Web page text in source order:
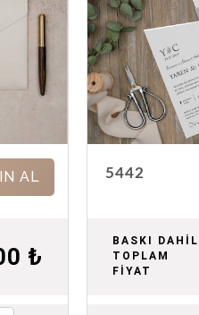
AL
₺
5442
BASKI DAHİL
TOPLAM
FİYAT